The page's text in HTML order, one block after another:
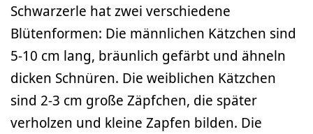
Schwarzerle hat zwei verschiedene
Blütenformen: Die männlichen Kätzchen sind
5-10 cm lang, bräunlich gefärbt und ähneln
dicken Schnüren. Die weiblichen Kätzchen
sind 2-3 cm große Zäpfchen, die später
verholzen und kleine Zapfen bilden. Die